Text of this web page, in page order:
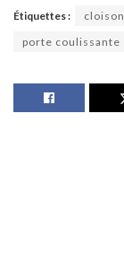
Étiquettes : cloison
porte coulissante